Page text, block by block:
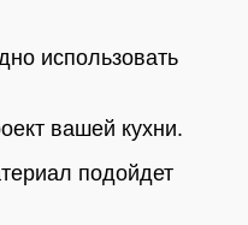
использовать
вашей кухни.
подойдет